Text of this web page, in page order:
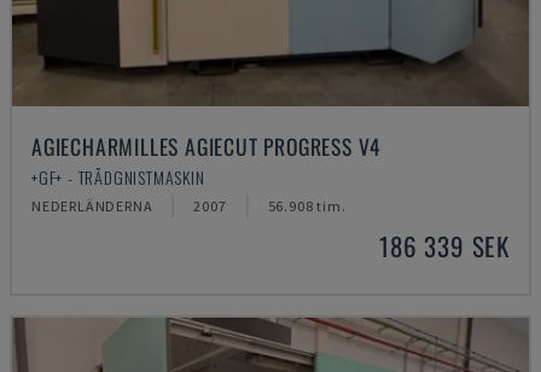
AGIECHARMILLES AGIECUT PROGRESS V4
+GF+ - TRÅDGNISTMASKIN
NEDERLÄNDERNA 2007 56.908 tim.
186 339 SEK